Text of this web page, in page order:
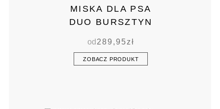
MISKA DLA PSA
DUO BURSZTYN
od289,95zł
ZOBACZ PRODUKT